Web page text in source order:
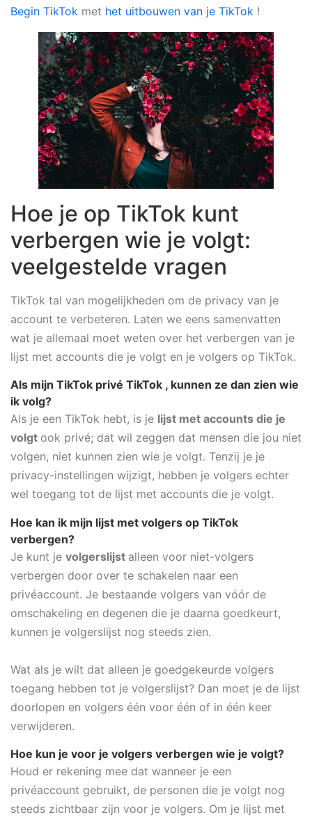
Begin TikTok met het uitbouwen van je TikTok !
Hoe je op TikTok kunt
verbergen wie je volgt:
veelgestelde vragen
TikTok tal van mogelijkheden om de privacy van je
account te verbeteren. Laten we eens samenvatten
wat je allemaal moet weten over het verbergen van je
lijst met accounts die je volgt en je volgers op TikTok.
Als mijn TikTok privé TikTok , kunnen ze dan zien wie
ik volg?
Als je een TikTok hebt, is je lijst met accounts die je
volgt ook privé; dat wil zeggen dat mensen die jou niet
volgen, niet kunnen zien wie je volgt. Tenzij je je
privacy-instellingen wijzigt, hebben je volgers echter
wel toegang tot de lijst met accounts die je volgt.
Hoe kan ik mijn lijst met volgers op TikTok
verbergen?
Je kunt je volgerslijst alleen voor niet-volgers
verbergen door over te schakelen naar een
privéaccount. Je bestaande volgers van vóór de
omschakeling en degenen die je daarna goedkeurt,
kunnen je volgerslijst nog steeds zien.
Wat als je wilt dat alleen je goedgekeurde volgers
toegang hebben tot je volgerslijst? Dan moet je de lijst
doorlopen en volgers één voor één of in één keer
verwijderen.
Hoe kun je voor je volgers verbergen wie je volgt?
Houd er rekening mee dat wanneer je een
privéaccount gebruikt, de personen die je volgt nog
steeds zichtbaar zijn voor je volgers. Om je lijst met